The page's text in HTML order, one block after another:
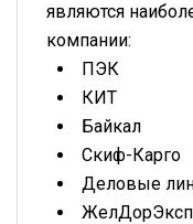
являются
компании:
ПЭК
КИТ
Байкал
Скиф-Карго
Деловые